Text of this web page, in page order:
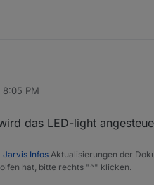
umfärben. Und zwar möchte
Farbe der LED soll auch
PM
das LED-light
Jarvis Infos Aktualisierungen der
hat, bitte rechts "^" klicken.